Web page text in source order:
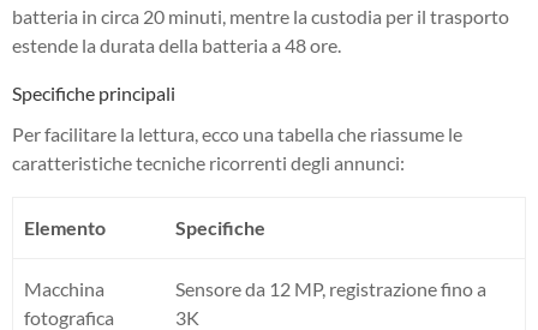
batteria in circa 20 minuti, mentre la custodia per il trasporto
estende la durata della batteria a 48 ore.
Specifiche principali
Per facilitare la lettura, ecco una tabella che riassume le
caratteristiche tecniche ricorrenti degli annunci:
Elemento Specifiche
Macchina
fotografica
Sensore da 12 MP, registrazione fino a
3K